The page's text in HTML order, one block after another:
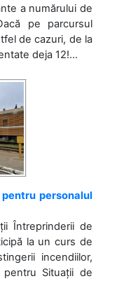
a numărului de
pe parcursul
de cazuri, de la
deja 12!...
personalul
Întreprinderii de
la un curs de
incendiilor,
Situații de